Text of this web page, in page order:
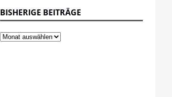
BISHERIGE BEITRÄGE